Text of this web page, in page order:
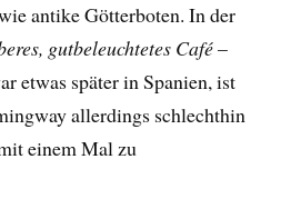
antike Götterboten. In der
gutbeleuchtetes Café–
etwas später in Spanien, ist
allerdings schlechthin
einem Mal zu